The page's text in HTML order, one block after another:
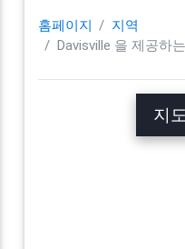
홈페이지
지역
Davisville 을 제공하
지